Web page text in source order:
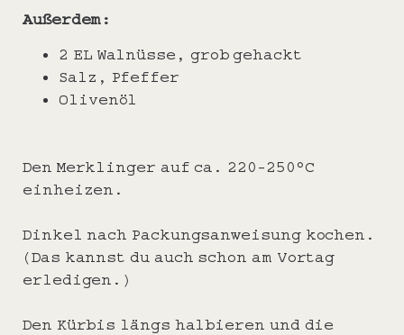
Außerdem:
2 EL Walnüsse, grob gehackt
Salz, Pfeffer
Olivenöl
Den Merklinger auf ca. 220-250°C
einheizen.
Dinkel nach Packungsanweisung kochen.
(Das kannst du auch schon am Vortag
erledigen.)
Den Kürbis längs halbieren und die